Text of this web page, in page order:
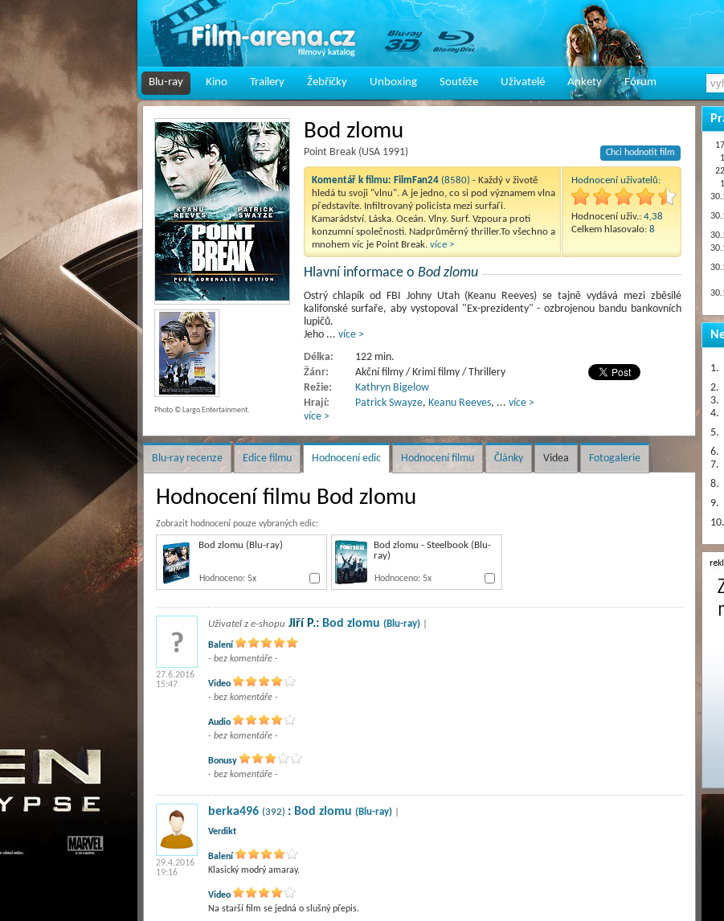
Blu-ray Kino Trailery Žebříčky Unboxing Soutěže Uživatelé Ankety Fórum
Bod zlomu
Point Break (USA 1991) Chci hodnotit film
Komentář k filmu: FilmFan24 (8580) - Každý v životě
hledá tu svoji "vlnu". A je jedno, co si pod významem vlna
představíte. Infiltrovaný policista mezi surfaři.
Kamarádství. Láska. Oceán. Vlny. Surf. Vzpoura proti
konzumní společnosti. Nadprůměrný thriller.To všechno a
mnohem víc je Point Break. více >
Hodnocení uživatelů:
Hodnocení uživ.: 4,38
Celkem hlasovalo: 8
Hlavní informace o Bod zlomu
Ostrý chlapík od FBI Johny Utah (Keanu Reeves) se tajně vydává mezi zběsilé
kalifonské surfaře, aby vystopoval "Ex-prezidenty" - ozbrojenou bandu bankovních
lupičů.
Jeho ... více >
Délka:
122 min.
Žánr:
Akční filmy / Krimi filmy / Thrillery
Režie:
Kathryn Bigelow
Hrají:
Patrick Swayze, Keanu Reeves, ... více >
více >
Photo © Largo Entertainment.
Blu-ray recenze Edice filmu Hodnocení edic Hodnocení filmu Články Videa Fotogalerie
Hodnocení filmu Bod zlomu
Zobrazit hodnocení pouze vybraných edic:
Bod zlomu (Blu-ray)
Hodnoceno: 5x
Bod zlomu - Steelbook (Blu-
ray)
Hodnoceno: 5x
27.6.2016
15:47
Uživatel z e-shopu Jiří P.: Bod zlomu (Blu-ray)|
Balení
- bez komentáře -
Video
- bez komentáře -
Audio
- bez komentáře -
Bonusy
- bez komentáře -
29.4.2016
19:16
berka496 (392) : Bod zlomu (Blu-ray)|
Verdikt
Balení
Klasický modrý amaray.
Video
Na starší film se jedná o slušný přepis.
1.
2.
3.
4.
5.
6.
7.
8.
9.
10.